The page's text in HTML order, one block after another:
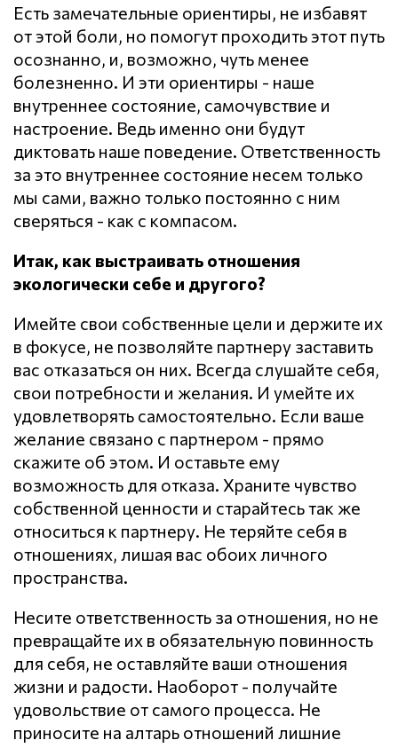
Есть замечательные ориентиры, не избавят
от этой боли, но помогут проходить этот путь
осознанно, и, возможно, чуть менее
болезненно. И эти ориентиры - наше
внутреннее состояние, самочувствие и
настроение. Ведь именно они будут
диктовать наше поведение. Ответственность
за это внутреннее состояние несем только
мы сами, важно только постоянно с ним
сверяться - как с компасом.
Итак, как выстраивать отношения
экологически себе и другого?
Имейте свои собственные цели и держите их
в фокусе, не позволяйте партнеру заставить
вас отказаться он них. Всегда слушайте себя,
свои потребности и желания. И умейте их
удовлетворять самостоятельно. Если ваше
желание связано с партнером - прямо
скажите об этом. И оставьте ему
возможность для отказа. Храните чувство
собственной ценности и старайтесь так же
относиться к партнеру. Не теряйте себя в
отношениях, лишая вас обоих личного
пространства.
Несите ответственность за отношения, но не
превращайте их в обязательную повинность
для себя, не оставляйте ваши отношения
жизни и радости. Наоборот - получайте
удовольствие от самого процесса. Не
приносите на алтарь отношений лишние